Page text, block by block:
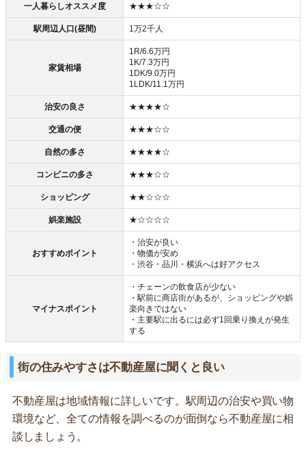
一人暮らしオススメ度 ★★★☆☆
駅周辺人口(昼間) 1万2千人
家賃相場
1R/6.6万円
1K/7.3万円
1DK/9.0万円
1LDK/11.1万円
治安の良さ ★★★★☆
交通の便 ★★★☆☆
自然の多さ ★★★★☆
コンビニの多さ ★★★☆☆
ショッピング ★★☆☆☆
娯楽施設 ★☆☆☆☆
おすすめポイント
・治安が良い
・物価が安め
・渋谷・品川・横浜へは好アクセス
マイナスポイント
・チェーンの飲食店が少ない
・駅前に商店街があるが、ショッピングや娯
楽向きではない
・主要駅に出るには必ず1回乗り換えが発生
する
街の住みやすさは不動産屋に聞くと良い
不動産屋は地域情報に詳しいです。駅周辺の治安や買い物
環境など、全ての情報を調べるのが面倒なら不動産屋に相
談しましょう。